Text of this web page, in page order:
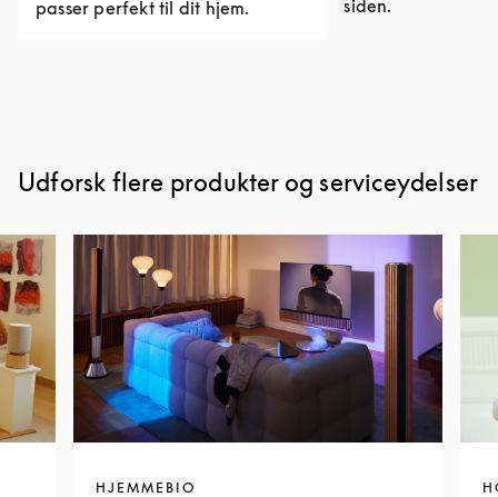
passer perfekt til dit hjem.
siden.
Udforsk flere produkter og serviceydelser
HJEMMEBIO